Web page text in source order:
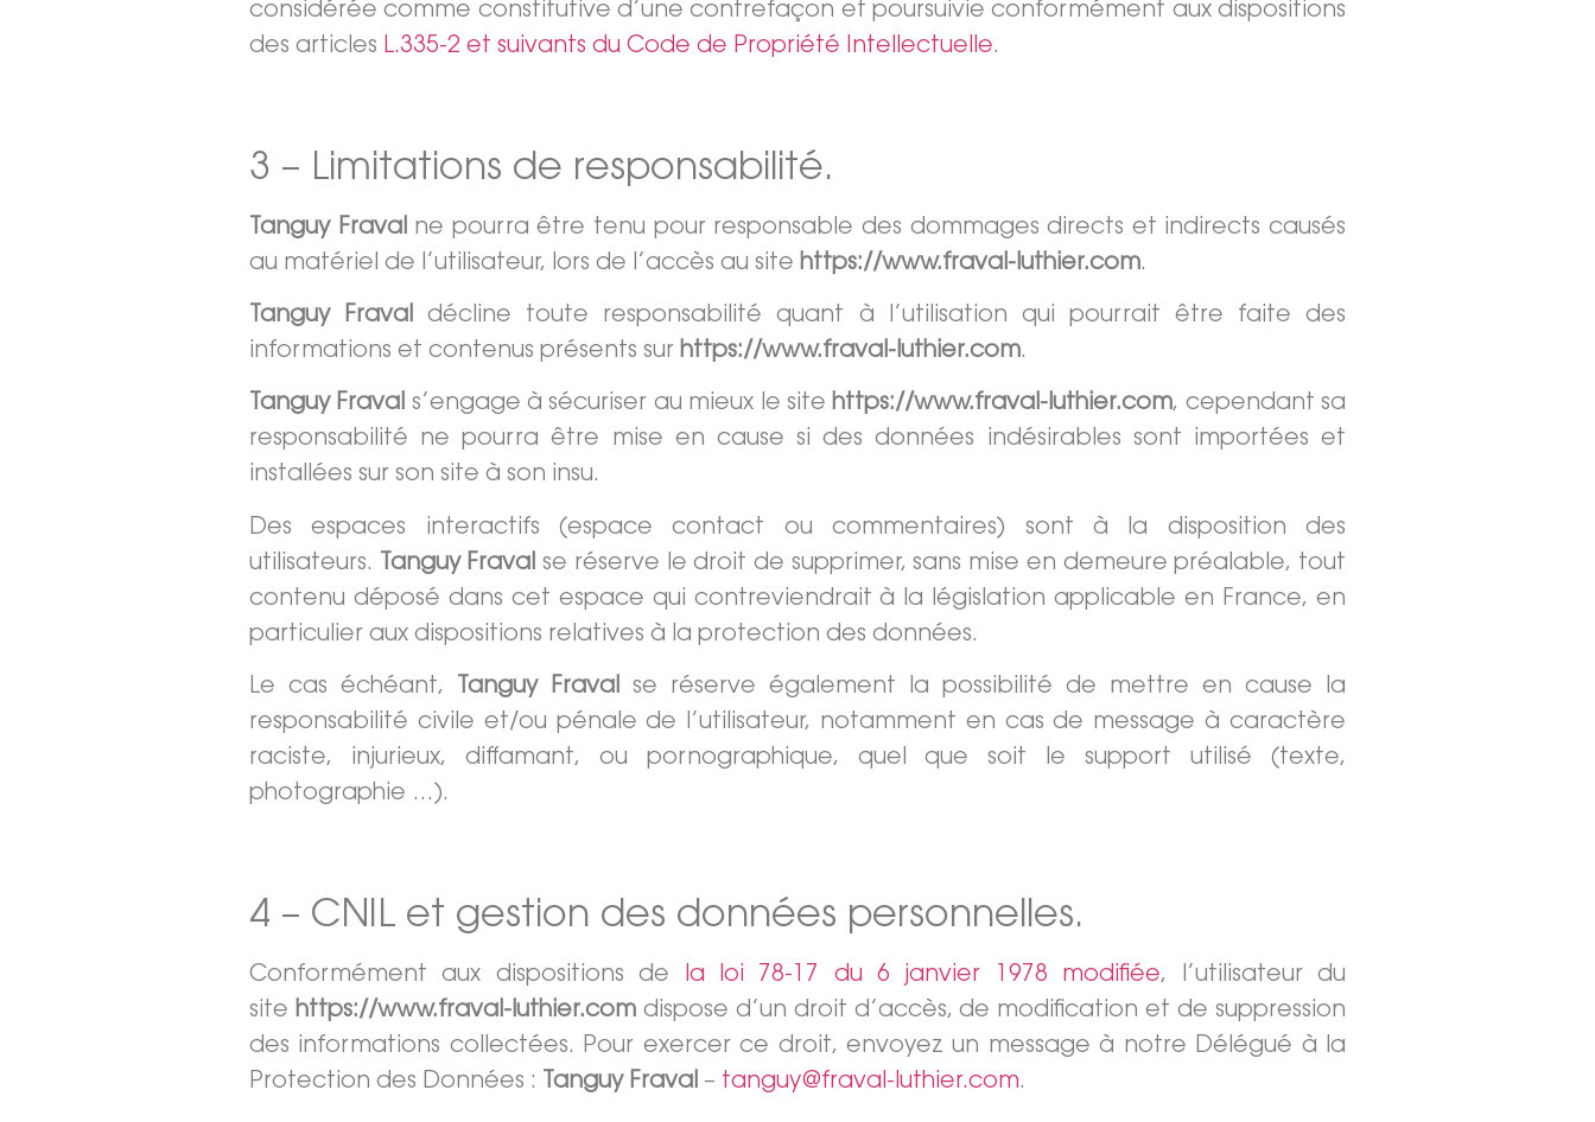
considérée comme constitutive d’une contrefaçon et poursuivie conformément aux dispositions
des articles L.335-2 et suivants du Code de Propriété Intellectuelle.
3 – Limitations de responsabilité.
Tanguy Fraval ne pourra être tenu pour responsable des dommages directs et indirects causés
au matériel de l’utilisateur, lors de l’accès au site https://www.fraval-luthier.com.
Tanguy Fraval décline toute responsabilité quant à l’utilisation qui pourrait être faite des
informations et contenus présents sur https://www.fraval-luthier.com.
Tanguy Fraval s’engage à sécuriser au mieux le sitehttps://www.fraval-luthier.com, cependant sa
responsabilité ne pourra être mise en cause si des données indésirables sont importées et
installées sur son site à son insu.
Des espaces interactifs (espace contact ou commentaires) sont à la disposition des
utilisateurs.
Tanguy Fraval se réserve le droit de supprimer, sans mise en demeure préalable, tout
contenu déposé dans cet espace qui contreviendrait à la législation applicable en France, en
particulier aux dispositions relatives à la protection des données.
Le cas échéant, Tanguy Fraval se réserve également la possibilité de mettre en cause la
responsabilité civile et/ou pénale de l’utilisateur, notamment en cas de message à caractère
raciste, injurieux, diffamant, ou pornographique, quel que soit le support utilisé (texte,
photographie …).
4 – CNIL et gestion des données personnelles.
Conformément aux dispositions de la loi 78-17 du 6 janvier 1978 modifiée, l’utilisateur du
site https://www.fraval-luthier.comdispose d’un droit d’accès, de modification et de suppression
des informations collectées. Pour exercer ce droit, envoyez un message à notre Délégué à la
Protection des Données :
Tanguy Fraval – tanguy@fraval-luthier.com.